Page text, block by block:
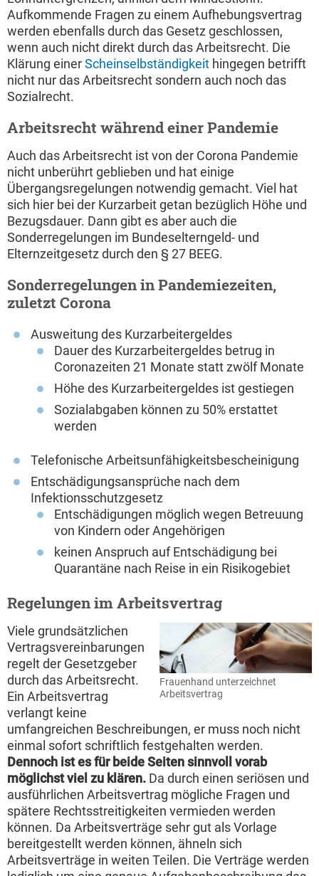
Aufkommende Fragen zu einem Aufhebungsvertrag
werden ebenfalls durch das Gesetz geschlossen,
wenn auch nicht direkt durch das Arbeitsrecht. Die
Klärung einerScheinselbständigkeit hingegen betrifft
nicht nur das Arbeitsrecht sondern auch noch das
Sozialrecht.
Arbeitsrecht während einer Pandemie
Auch das Arbeitsrecht ist von der Corona Pandemie
nicht unberührt geblieben und hat einige
Übergangsregelungen notwendig gemacht. Viel hat
sich hier bei der Kurzarbeit getan bezüglich Höhe und
Bezugsdauer. Dann gibt es aber auch die
Sonderregelungen im Bundeselterngeld- und
Elternzeitgesetz durch den § 27 BEEG.
Sonderregelungen in Pandemiezeiten,
zuletzt Corona
Ausweitung des Kurzarbeitergeldes
Dauer des Kurzarbeitergeldes betrug in
Coronazeiten 21 Monate statt zwölf Monate
Höhe des Kurzarbeitergeldes ist gestiegen
Sozialabgaben können zu 50% erstattet
werden
Telefonische Arbeitsunfähigkeitsbescheinigung
Entschädigungsansprüche nach dem
Infektionsschutzgesetz
Entschädigungen möglich wegen Betreuung
von Kindern oder Angehörigen
keinen Anspruch auf Entschädigung bei
Quarantäne nach Reise in ein Risikogebiet
Regelungen im Arbeitsvertrag
Frauenhand unterzeichnet
Arbeitsvertrag
Viele grundsätzlichen
Vertragsvereinbarungen
regelt der Gesetzgeber
durch das Arbeitsrecht.
Ein Arbeitsvertrag
verlangt keine
umfangreichen Beschreibungen, er muss noch nicht
einmal sofort schriftlich festgehalten werden.
Dennoch ist es für beide Seiten sinnvoll vorab
möglichst viel zu klären. Da durch einen seriösen und
ausführlichen Arbeitsvertrag mögliche Fragen und
spätere Rechtsstreitigkeiten vermieden werden
können. Da Arbeitsverträge sehr gut als Vorlage
bereitgestellt werden können, ähneln sich
Arbeitsverträge in weiten Teilen. Die Verträge werden